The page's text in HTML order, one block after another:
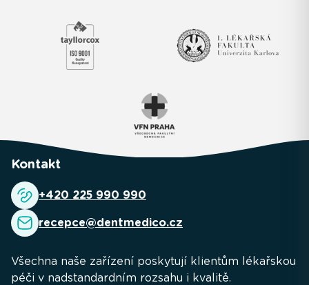
Kontakt
+420 225 990 990
recepce@dentmedico.cz
Všechna naše zařízení poskytují klientům lékařskou
péči v nadstandardním rozsahu i kvalitě.